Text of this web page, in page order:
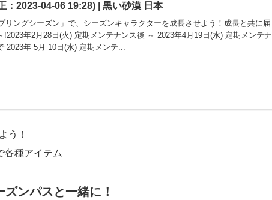
：2023-04-06 19:28) | 黒い砂漠 日本
リングシーズン」で、シーズンキャラクターを成長させよう！成長と共に届
!2023年2月28日(火) 定期メンテナンス後 ～ 2023年4月19日(水) 定期メンテナ
2023年 5月 10日(水) 定期メンテ...
う！
各種アイテム
ンパスと一緒に！